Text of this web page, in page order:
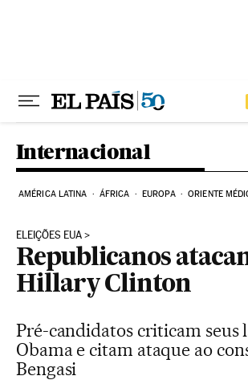
Internacional
AMÉRICA LATINA ÁFRICA EUROPA ORIENTE
ELEIÇÕES EUA
Republicanos
Hillary Clinton
Pré-candidatos criticam seus
Obama e citam ataque ao
Bengasi